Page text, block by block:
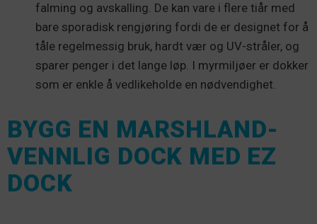
falming og avskalling. De kan vare i flere tiår med
bare sporadisk rengjøring fordi de er designet for å
tåle regelmessig bruk, hardt vær og UV-stråler, og
sparer penger i det lange løp. I myrmiljøer er dokker
som er enkle å vedlikeholde en nødvendighet.
BYGG EN MARSHLAND-
VENNLIG DOCK MED EZ
DOCK